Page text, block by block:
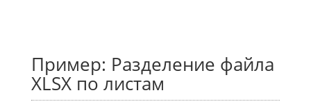
Пример: Разделение файла
XLSX по листам